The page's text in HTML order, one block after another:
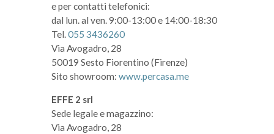
e per contatti telefonici:
dal lun. al ven. 9:00-13:00 e 14:00-18:30
Tel.055 3436260
Via Avogadro, 28
50019 Sesto Fiorentino (Firenze)
Sito showroom: www.percasa.me
EFFE 2 srl
Sede legale e magazzino:
Via Avogadro, 28